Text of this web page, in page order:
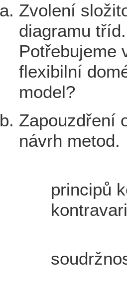
Zvolení
diagramu tříd.
Potřebujeme
flexibilní
model?
Zapouzdření
návrh metod.
principů